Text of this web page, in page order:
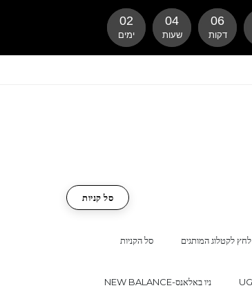
סל הקניות לחץ לקטלוג המותגים
NEW BALANCE-ניו באלאנס
סל קניות
02
ימים
04
שעות
06
דקות